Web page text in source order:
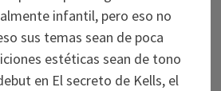
infantil, pero eso no
sus temas sean de poca
estéticas sean de tono
en El secreto de Kells, el